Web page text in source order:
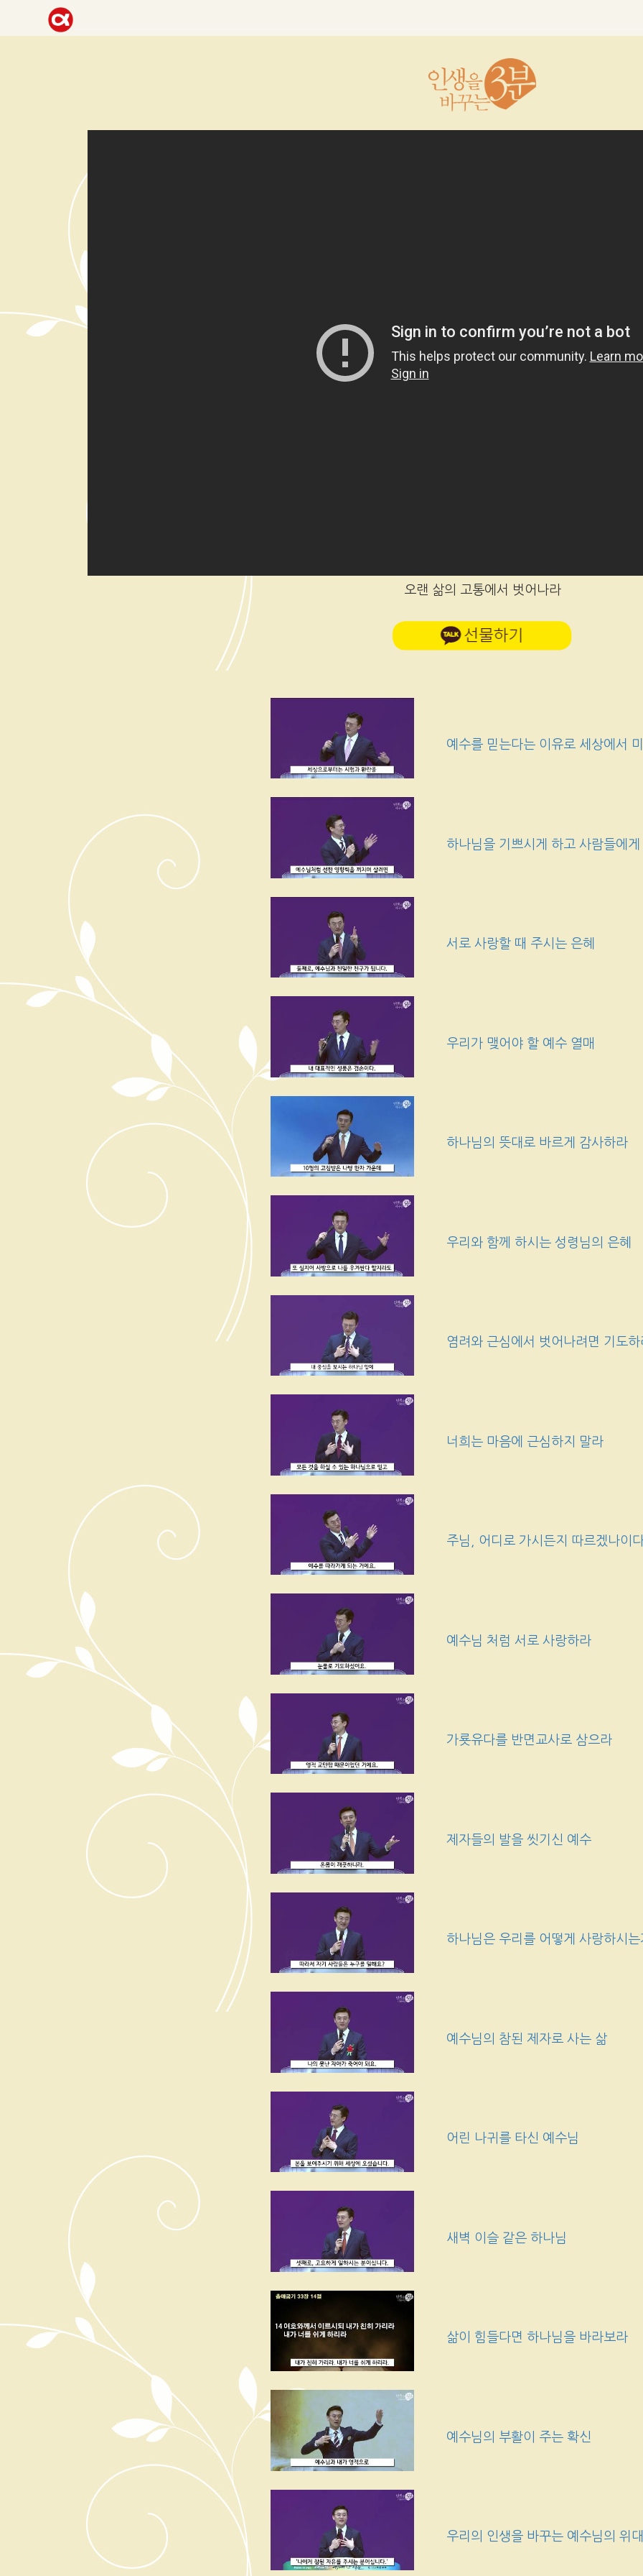
오랜 삶의 고통에서 벗어나라
예수를 믿는다는 이유로 세상에서
하나님을 기쁘시게 하고 사람들에
서로 사랑할 때 주시는 은혜
우리가 맺어야 할 예수 열매
하나님의 뜻대로 바르게 감사하라
우리와 함께 하시는 성령님의 은혜
염려와 근심에서 벗어나려면 기도하
너희는 마음에 근심하지 말라
주님, 어디로 가시든지 따르겠나이
예수님 처럼 서로 사랑하라
가룟유다를 반면교사로 삼으라
제자들의 발을 씻기신 예수
하나님은 우리를 어떻게 사랑하시는
예수님의 참된 제자로 사는 삶
어린 나귀를 타신 예수님
새벽 이슬 같은 하나님
삶이 힘들다면 하나님을 바라보라
예수님의 부활이 주는 확신
우리의 인생을 바꾸는 예수님의 위